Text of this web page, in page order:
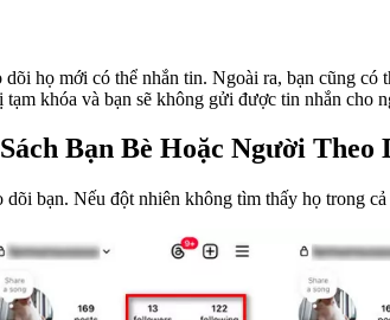
họ mới có thể nhắn tin. Ngoài ra, bạn cũng
khóa và bạn sẽ không gửi được tin nhắn cho
Bạn Bè Hoặc Người Theo
bạn. Nếu đột nhiên không tìm thấy họ trong